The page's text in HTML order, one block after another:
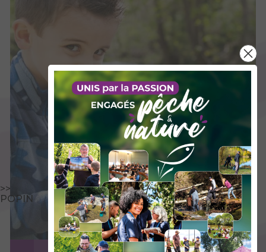
>>
POPIN